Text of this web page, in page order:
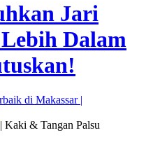
Jari
Dalam
Kaki & Tangan Palsu